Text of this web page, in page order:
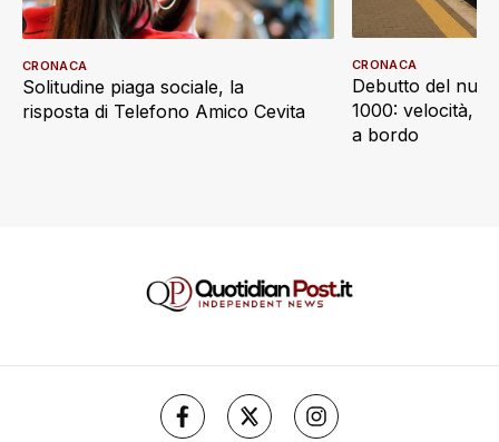
Solitudine piaga sociale, la
risposta di Telefono Amico Cevita
CRONACA
Debutto del
1000: velocità,
a bordo
CRONACA